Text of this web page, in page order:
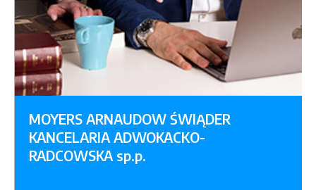
MOYERS ARNAUDOW ŚWIĄDER
KANCELARIA ADWOKACKO-
RADCOWSKA sp.p.